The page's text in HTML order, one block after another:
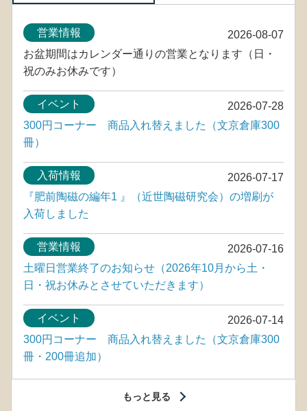
2026-08-07
営業情報
お盆期間はカレンダー通りの営業となります（日・
祝のみお休みです）
2026-07-28
イベント
300円コーナー 商品入れ替えました（文京倉庫300
冊）
2026-07-17
入荷情報
『肥前陶磁の編年1 』（近世陶磁研究会）の増刷が
入荷しました
2026-07-16
営業情報
土曜日営業終了のお知らせ（2026年10月から土・
日・祝お休みとさせていただきます）
2026-07-14
イベント
300円コーナー 商品入れ替えました（文京倉庫300
冊・200冊追加）
もっと見る